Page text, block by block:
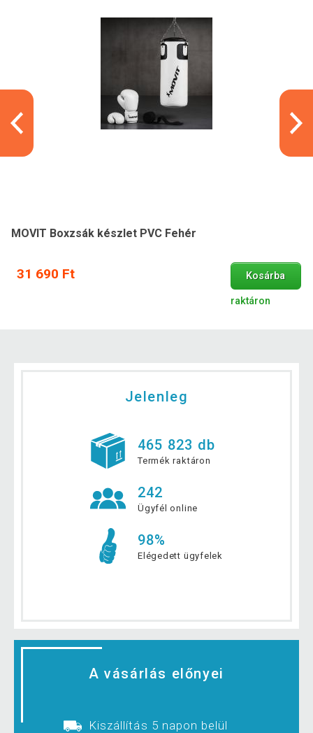
MOVIT Boxzsák készlet PVC Fehér
31 690 Ft Kosárba
raktáron
Jelenleg
465 823 db
Termék raktáron
242
Ügyfél online
98%
Elégedett ügyfelek
A vásárlás előnyei
Kiszállítás 5 napon belül